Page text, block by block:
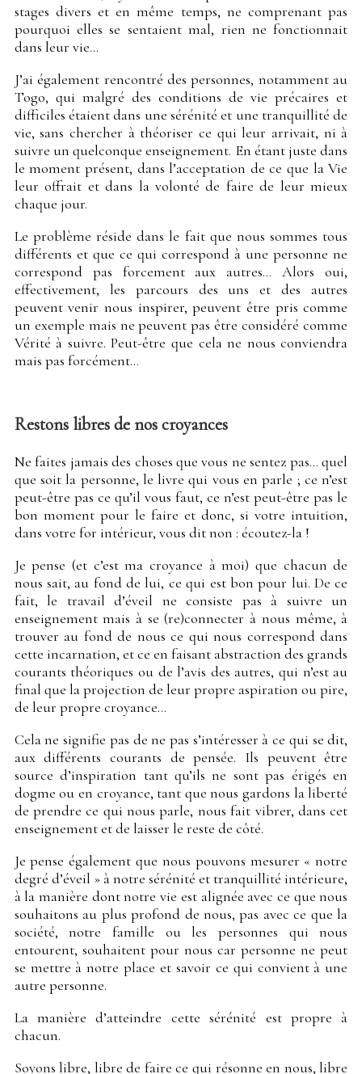
stages divers et en même temps, ne comprenant pas
pourquoi elles se sentaient mal, rien ne fonctionnait
dans leur vie…
J’ai également rencontré des personnes, notamment au
Togo, qui malgré des conditions de vie précaires et
difficiles étaient dans une sérénité et une tranquillité de
vie, sans chercher à théoriser ce qui leur arrivait, ni à
suivre un quelconque enseignement. En étant juste dans
le moment présent, dans l’acceptation de ce que la Vie
leur offrait et dans la volonté de faire de leur mieux
chaque jour.
Le problème réside dans le fait que nous sommes tous
différents et que ce qui correspond à une personne ne
correspond pas forcement aux autres… Alors oui,
effectivement, les parcours des uns et des autres
peuvent venir nous inspirer, peuvent être pris comme
un exemple mais ne peuvent pas être considéré comme
Vérité à suivre. Peut-être que cela ne nous conviendra
mais pas forcément…
Restons libres de nos croyances
Ne faites jamais des choses que vous ne sentez pas… quel
que soit la personne, le livre qui vous en parle ; ce n’est
peut-être pas ce qu’il vous faut, ce n’est peut-être pas le
bon moment pour le faire et donc, si votre intuition,
dans votre for intérieur, vous dit non : écoutez-la !
Je pense (et c’est ma croyance à moi) que chacun de
nous sait, au fond de lui, ce qui est bon pour lui. De ce
fait, le travail d’éveil ne consiste pas à suivre un
enseignement mais à se (re)connecter à nous même, à
trouver au fond de nous ce qui nous correspond dans
cette incarnation, et ce en faisant abstraction des grands
courants théoriques ou de l’avis des autres, qui n’est au
final que la projection de leur propre aspiration ou pire,
de leur propre croyance…
Cela ne signifie pas de ne pas s’intéresser à ce qui se dit,
aux différents courants de pensée. Ils peuvent être
source d’inspiration tant qu’ils ne sont pas érigés en
dogme ou en croyance, tant que nous gardons la liberté
de prendre ce qui nous parle, nous fait vibrer, dans cet
enseignement et de laisser le reste de côté.
Je pense également que nous pouvons mesurer « notre
degré d’éveil » à notre sérénité et tranquillité intérieure,
à la manière dont notre vie est alignée avec ce que nous
souhaitons au plus profond de nous, pas avec ce que la
société, notre famille ou les personnes qui nous
entourent, souhaitent pour nous car personne ne peut
se mettre à notre place et savoir ce qui convient à une
autre personne.
La manière d’atteindre cette sérénité est propre à
chacun.
Soyons libre, libre de faire ce qui résonne en nous, libre